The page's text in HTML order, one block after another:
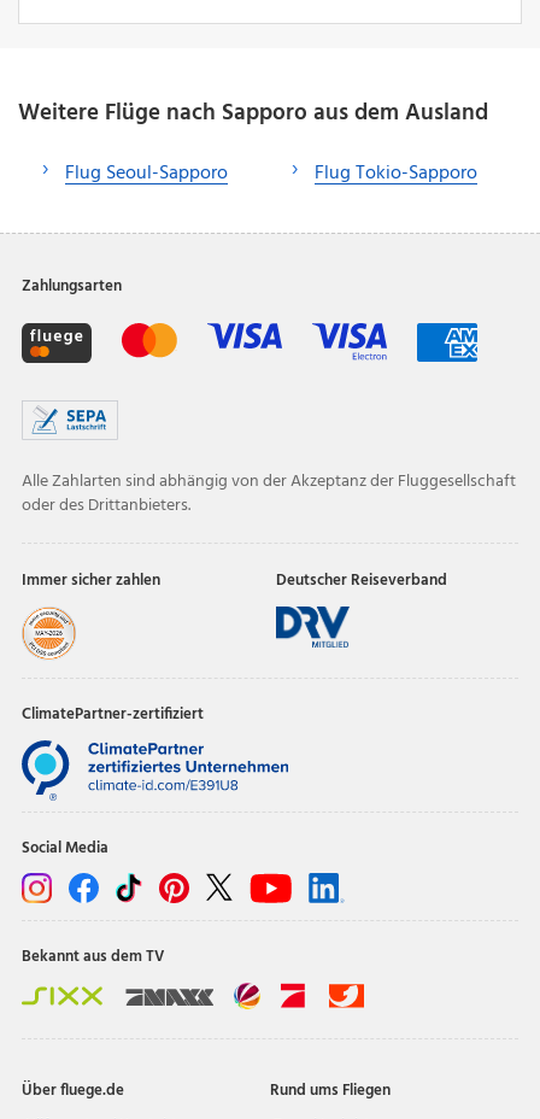
Weitere Flüge nach Sapporo aus dem Ausland
Flug Seoul-Sapporo Flug Tokio-Sapporo